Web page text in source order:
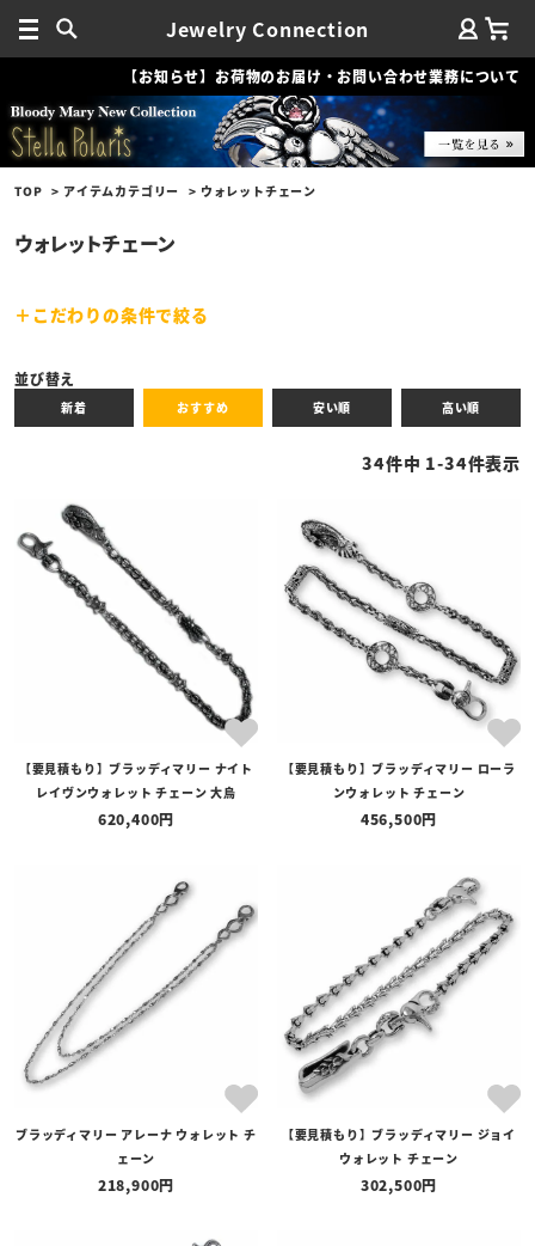
Jewelry Connection
【お知らせ】お荷物のお届け・お問い合わせ業務について
TOP アイテムカテゴリー ウォレットチェーン
ウォレットチェーン
こだわりの条件で絞る
商品タイプ
全ての商品
予約商品
価格
在庫あり
在庫なしを含む
並び替え
新着 おすすめ 安い順 高い順
34件中 1-34件表示
【要見積もり】ブラッディマリー ナイト
レイヴンウォレット チェーン 大烏
620,400
【要見積もり】ブラッディマリー ローラ
ンウォレット チェーン
456,500
ブラッディマリー アレーナ ウォレット チ
ェーン
218,900
【要見積もり】ブラッディマリー ジョイ
ウォレット チェーン
302,500